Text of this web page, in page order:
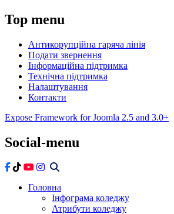
Top menu
Антикорупційна гаряча лінія
Подати звернення
Інформаційна підтримка
Технічна підтримка
Налаштування
Контакти
Expose Framework for Joomla 2.5 and 3.0+
Social-menu
Головна
Інфограма коледжу
Атрибути коледжу